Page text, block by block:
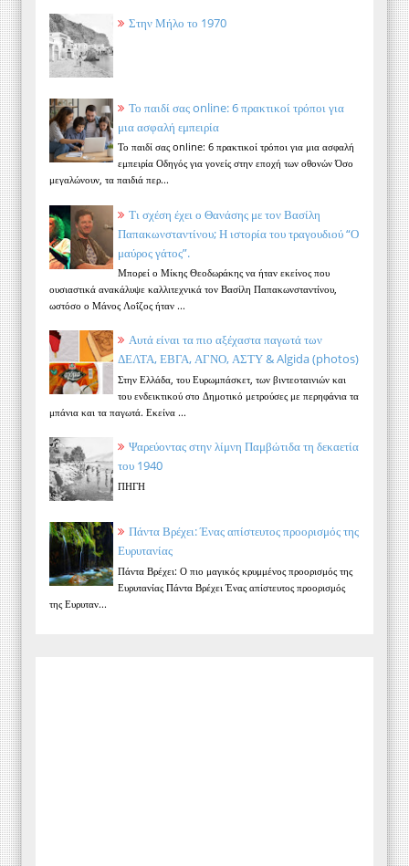
Στην Μήλο το 1970
Το παιδί σας online: 6 πρακτικοί τρόποι για
μια ασφαλή εμπειρία
Το παιδί σας online: 6 πρακτικοί τρόποι για μια ασφαλή
εμπειρία Οδηγός για γονείς στην εποχή των οθονών Όσο
μεγαλώνουν, τα παιδιά περ...
Τι σχέση έχει ο Θανάσης με τον Βασίλη
Παπακωνσταντίνου; Η ιστορία του τραγουδιού “Ο
μαύρος γάτος”.
Μπορεί ο Μίκης Θεοδωράκης να ήταν εκείνος που
ουσιαστικά ανακάλυψε καλλιτεχνικά τον Βασίλη Παπακωνσταντίνου,
ωστόσο ο Μάνος Λοΐζος ήταν ...
Αυτά είναι τα πιο αξέχαστα παγωτά των
ΔΕΛΤΑ, ΕΒΓΑ, ΑΓΝΟ, ΑΣΤΥ & Algida (photos)
Στην Ελλάδα, του Ευρωμπάσκετ, των βιντεοταινιών και
του ενδεικτικού στο Δημοτικό μετρούσες με περηφάνια τα
μπάνια και τα παγωτά. Εκείνα ...
Ψαρεύοντας στην λίμνη Παμβώτιδα τη δεκαετία
του 1940
ΠΗΓΗ
Πάντα Βρέχει: Ένας απίστευτος προορισμός της
Ευρυτανίας
Πάντα Βρέχει: Ο πιο μαγικός κρυμμένος προορισμός της
Ευρυτανίας Πάντα Βρέχει Ένας απίστευτος προορισμός
της Ευρυταν...